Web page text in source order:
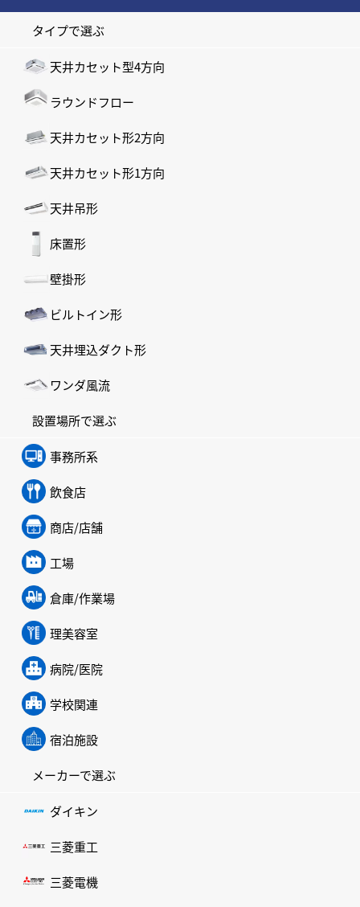
タイプで選ぶ
天井カセット型4方向
ラウンドフロー
天井カセット形2方向
天井カセット形1方向
天井吊形
床置形
壁掛形
ビルトイン形
天井埋込ダクト形
ワンダ風流
設置場所で選ぶ
事務所系
飲食店
商店/店舗
工場
倉庫/作業場
理美容室
病院/医院
学校関連
宿泊施設
メーカーで選ぶ
ダイキン
三菱重工
三菱電機